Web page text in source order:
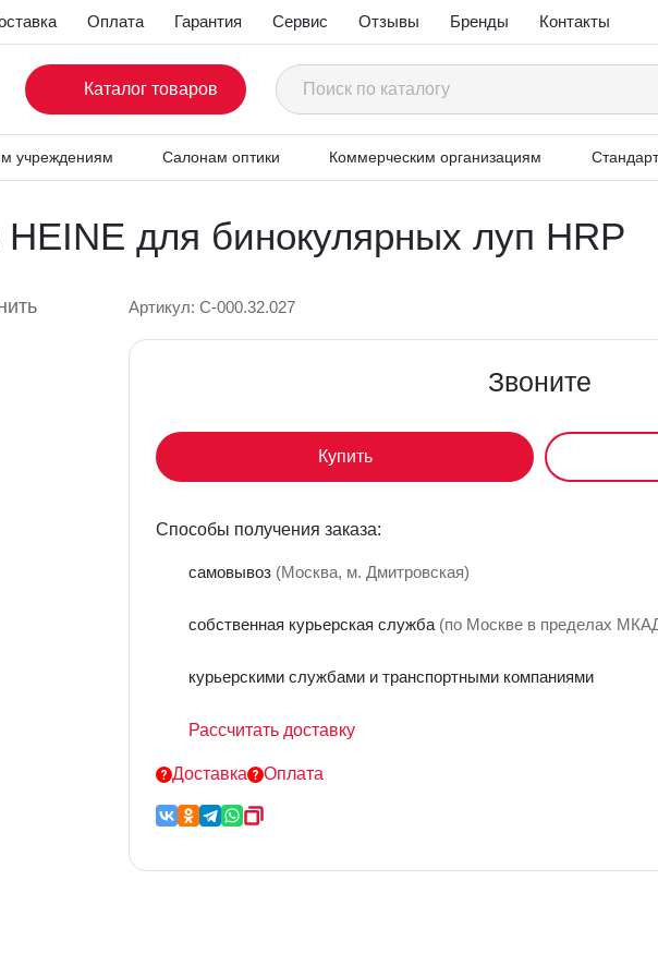
Оплата Гарантия Сервис Отзывы Бренды Контакты
Каталог товаров
учреждениям Салонам оптики Коммерческим организациям
для бинокулярных луп HRP
Артикул: C-000.32.027
Звоните
Купить
Способы получения заказа:
самовывоз(Москва, м. Дмитровская)
собственная курьерская служба(по Москве в пределах
курьерскими службами и транспортными компаниями
Рассчитать доставку
Доставка Оплата
Ошибка!
У вас не получилось, попробуйте еще раз!